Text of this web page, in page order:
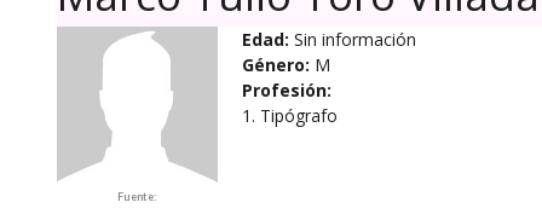
Fuente:
Edad: Sin información
Género: M
Profesión:
1. Tipógrafo